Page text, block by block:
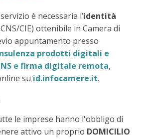
è necessaria l’identità
CIE) ottenibile in Camera di
appuntamento presso
prodotti digitali e
e firma digitale remota,
su id.infocamere.it.
le imprese hanno l'obbligo di
attivo un proprio DOMICILIO